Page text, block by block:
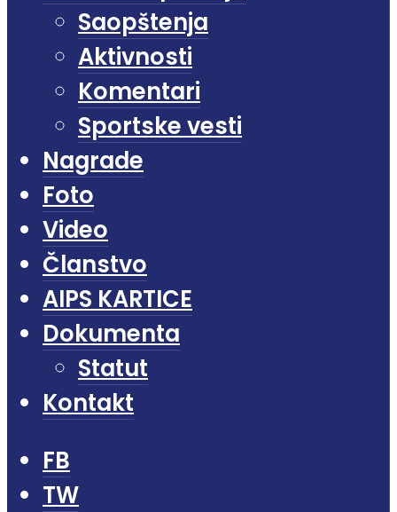
Saopštenja
Aktivnosti
Komentari
Sportske vesti
Nagrade
Foto
Video
Članstvo
AIPS KARTICE
Dokumenta
Statut
Kontakt
FB
TW